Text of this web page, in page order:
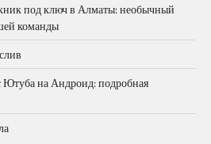
под ключ в Алматы: необычный
команды
Ютуба на Андроид: подробная